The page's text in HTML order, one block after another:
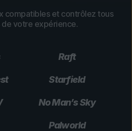
compatibles et contrôlez tous
de votre expérience.
Raft
Starfield
No Man’s Sky
Palworld